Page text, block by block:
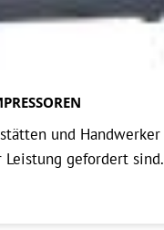
und
gefordert